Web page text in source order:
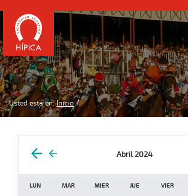
Usted está en: Inicio
Abril 2024
LUN MAR MIER JUE VIER